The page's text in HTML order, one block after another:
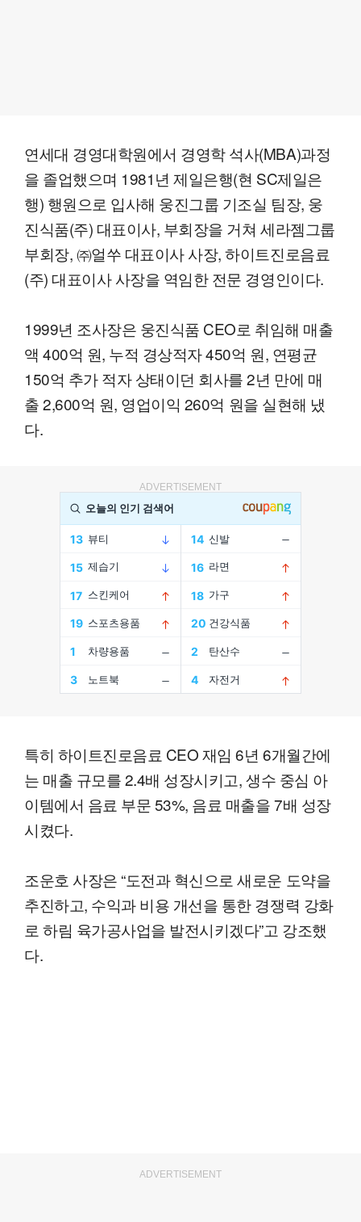
연세대 경영대학원에서 경영학 석사(MBA)과정
을 졸업했으며 1981년 제일은행(현 SC제일은
행) 행원으로 입사해 웅진그룹 기조실 팀장, 웅
진식품(주) 대표이사, 부회장을 거쳐 세라젬그룹
부회장, ㈜얼쑤 대표이사 사장, 하이트진로음료
(주) 대표이사 사장을 역임한 전문 경영인이다.
1999년 조사장은 웅진식품 CEO로 취임해 매출
액 400억 원, 누적 경상적자 450억 원, 연평균
150억 추가 적자 상태이던 회사를 2년 만에 매
출 2,600억 원, 영업이익 260억 원을 실현해 냈
다.
ADVERTISEMENT
특히 하이트진로음료 CEO 재임 6년 6개월간에
는 매출 규모를 2.4배 성장시키고, 생수 중심 아
이템에서 음료 부문 53%, 음료 매출을 7배 성장
시켰다.
조운호 사장은 “도전과 혁신으로 새로운 도약을
추진하고, 수익과 비용 개선을 통한 경쟁력 강화
로 하림 육가공사업을 발전시키겠다”고 강조했
다.
ADVERTISEMENT